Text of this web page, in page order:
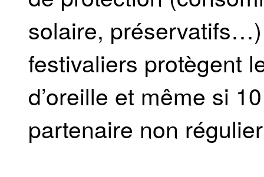
solaire,
festivaliers protègent
d’oreille et même si
partenaire non